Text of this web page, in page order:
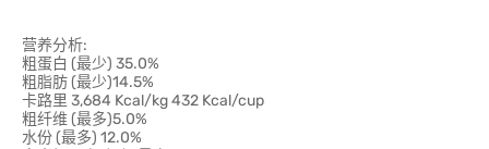
营养分析:
粗蛋白 (最少) 35.0%
粗脂肪 (最少)14.5%
卡路里 3,684 Kcal/kg 432 Kcal/cup
粗纤维 (最多)5.0%
水份 (最多) 12.0%